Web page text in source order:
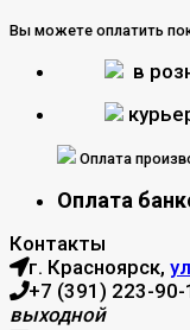
Вы можете оплатить
в
Оплата
Оплата
Контакты
г. Красноярск,
+7 (391) 223-90-
выходной